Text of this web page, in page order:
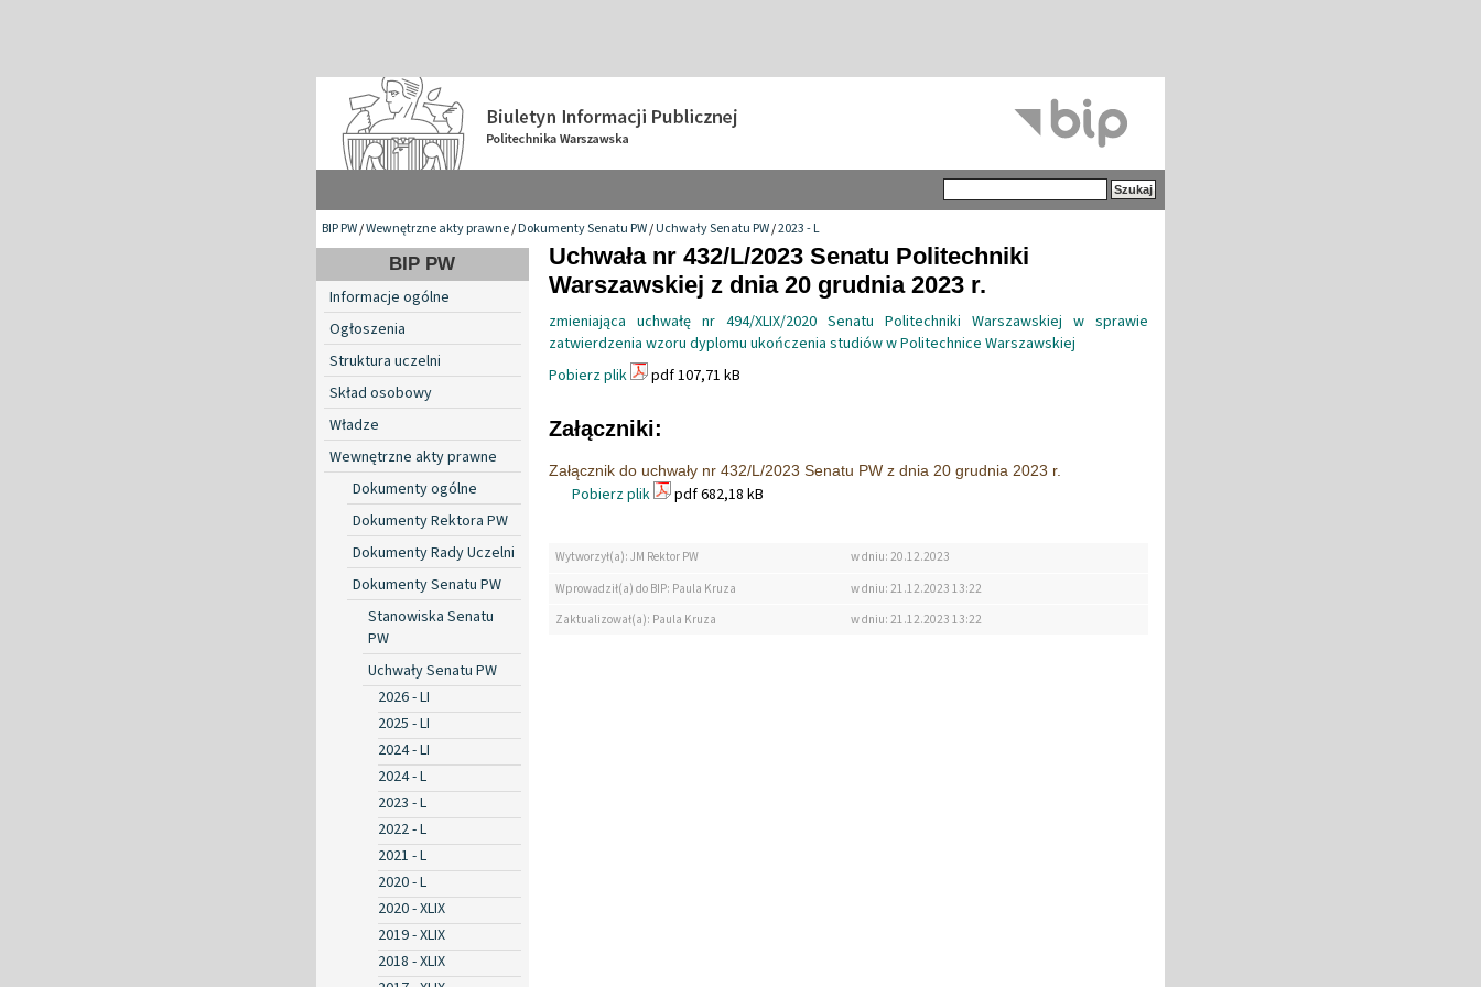
BIP PW/Wewnętrzne akty prawne/Dokumenty Senatu PW/Uchwały Senatu PW/2023 - L
BIP PW
Informacje ogólne
Ogłoszenia
Struktura uczelni
Skład osobowy
Władze
Wewnętrzne akty prawne
Dokumenty ogólne
Dokumenty Rektora PW
Dokumenty Rady Uczelni
Dokumenty Senatu PW
Stanowiska Senatu
PW
Uchwały Senatu PW
2026 - LI
2025 - LI
2024 - LI
2024 - L
2023 - L
2022 - L
2021 - L
2020 - L
2020 - XLIX
2019 - XLIX
2018 - XLIX
Uchwała nr 432/L/2023 Senatu Politechniki
Warszawskiej z dnia 20 grudnia 2023 r.
zmieniająca uchwałę nr 494/XLIX/2020 Senatu Politechniki Warszawskiej w sprawie
zatwierdzenia wzoru dyplomu ukończenia studiów w Politechnice Warszawskiej
Pobierz plik
pdf 107,71 kB
Załączniki:
Załącznik do uchwały nr 432/L/2023 Senatu PW z dnia 20 grudnia 2023 r.
Pobierz plik pdf 682,18 kB
Wytworzył(a): JM Rektor PW
w dniu: 20.12.2023
Wprowadził(a) do BIP: Paula Kruza
w dniu: 21.12.2023 13:22
Zaktualizował(a): Paula Kruza
w dniu: 21.12.2023 13:22